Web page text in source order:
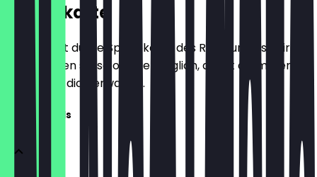
Speisekarte
Hier findest du die Speisekarte des Restaurants. Wir
aktualisieren sie so oft wie möglich, damit du immer
weißt, was dich erwartet.
Summerrolls